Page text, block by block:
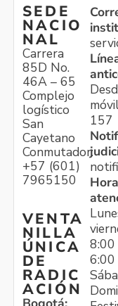
SEDE
NACIO
NAL
Carrera
85D No.
46A – 65
Complejo
logístico
San
Cayetano
Conmutador:
+57 (601)
7965150
VENTA
NILLA
ÚNICA
DE
RADIC
ACIÓN
157
8:00
6:00